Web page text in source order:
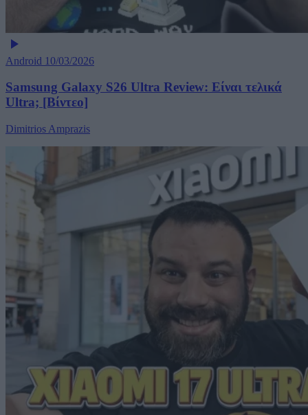
Android 10/03/2026
Samsung Galaxy S26 Ultra Review: Είναι τελικά
Ultra; [Βίντεο]
Dimitrios Amprazis